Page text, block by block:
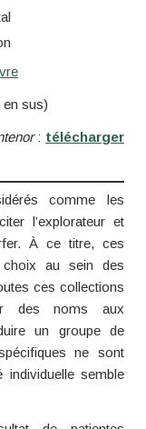
sus)
: télécharger
comme les
l’explorateur et
À ce titre, ces
au sein des
ces collections
des noms aux
un groupe de
ne sont
semble